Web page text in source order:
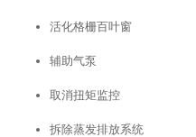
活化格栅百叶窗
辅助气泵
取消扭矩监控
拆除蒸发排放系统